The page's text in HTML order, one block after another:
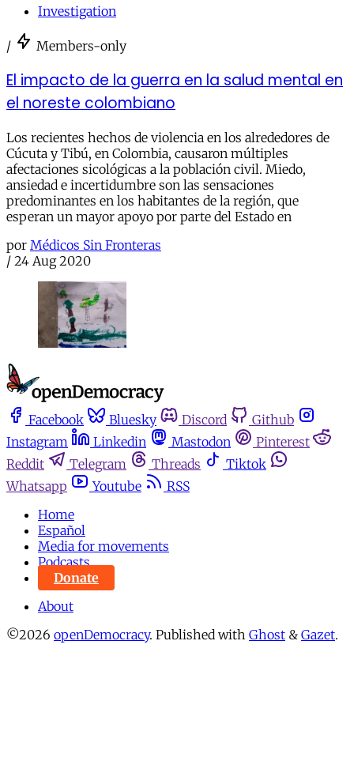
Investigation
/ Members-only
El impacto de la guerra en la salud mental en
el noreste colombiano
Los recientes hechos de violencia en los alrededores de
Cúcuta y Tibú, en Colombia, causaron múltiples
afectaciones sicológicas a la población civil. Miedo,
ansiedad e incertidumbre son las sensaciones
predominantes en los habitantes de la región, que
esperan un mayor apoyo por parte del Estado en
por Médicos Sin Fronteras
/ 24 Aug 2020
Facebook Bluesky Discord
Github
Instagram
Linkedin Mastodon
Pinterest
Reddit
Telegram Threads
Tiktok
Whatsapp
Youtube
RSS
Home
Español
Media for movements
Podcasts
Donate
About
©2026 openDemocracy. Published with Ghost & Gazet.